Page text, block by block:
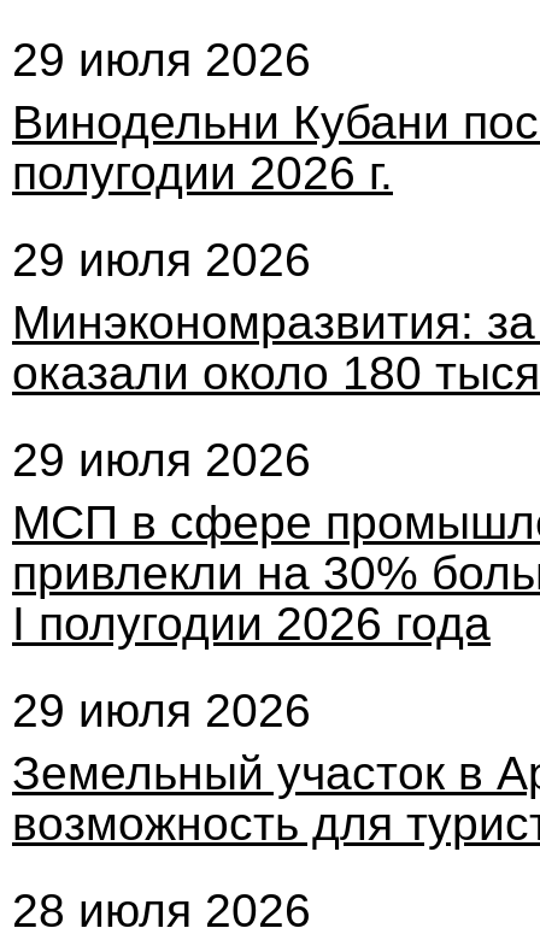
29 июля 2026
Винодельни Кубани
полугодии 2026 г.
29 июля 2026
Минэкономразвития:
оказали около 180
29 июля 2026
МСП в сфере
привлекли на 30%
I полугодии 2026 года
29 июля 2026
Земельный участок в
возможность для
28 июля 2026